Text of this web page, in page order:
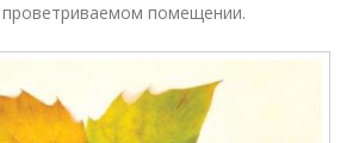
помещении.